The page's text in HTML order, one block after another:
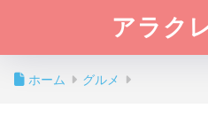
アラク
ホーム グルメ